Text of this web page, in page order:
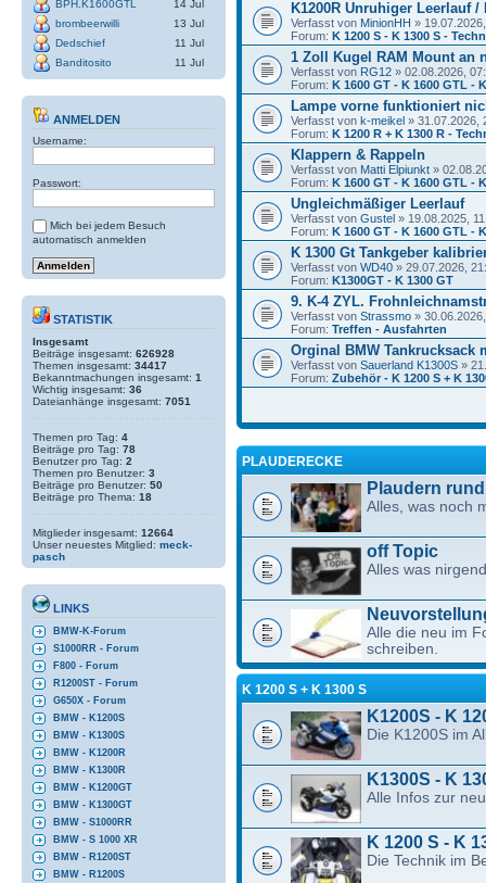
BPH.K1600GTL
14 Jul
brombeerwilli
13 Jul
Dedschief
11 Jul
Banditosito
11 Jul
ANMELDEN
Username:
Passwort:
Mich bei jedem Besuch
automatisch anmelden
STATISTIK
Insgesamt
Beiträge insgesamt: 626928
Themen insgesamt: 34417
Bekanntmachungen insgesamt: 1
Wichtig insgesamt: 36
Dateianhänge insgesamt: 7051
Themen pro Tag: 4
Beiträge pro Tag: 78
Benutzer pro Tag: 2
Themen pro Benutzer: 3
Beiträge pro Benutzer: 50
Beiträge pro Thema: 18
Mitglieder insgesamt: 12664
Unser neuestes Mitglied: meck-
pasch
LINKS
BMW-K-Forum
S1000RR - Forum
F800 - Forum
R1200ST - Forum
G650X - Forum
BMW - K1200S
BMW - K1300S
BMW - K1200R
BMW - K1300R
BMW - K1200GT
BMW - K1300GT
BMW - S1000RR
BMW - S 1000 XR
BMW - R1200ST
BMW - R1200S
K1200R Unruhiger Leerlauf /
Verfasst von MinionHH »
Forum: K 1200 S - K 1300 S -
1 Zoll Kugel RAM Mount an
Verfasst von RG12 » 02.08.2026,
Forum: K 1600 GT - K 1600 GTL -
Lampe vorne funktioniert
Verfasst von k-meikel » 31.07.2026,
Forum: K 1200 R + K 1300 R -
Klappern & Rappeln
Verfasst von Matti Elpiunkt »
Forum: K 1600 GT - K 1600 GTL -
Ungleichmäßiger Leerlauf
Verfasst von Gustel » 19.08.2025,
Forum: K 1600 GT - K 1600 GTL -
K 1300 Gt Tankgeber
Verfasst von WD40 » 29.07.2026,
Forum: K1300GT - K 1300 GT
9. K-4 ZYL.
Verfasst von Strassmo »
Forum: Treffen - Ausfahrten
Orginal BMW Tankrucksack
Verfasst von Sauerland K1300S »
Forum: Zubehör - K 1200 S + K
PLAUDERECKE
Plaudern
Alles, was noch
off Topic
Alles was
Alle die neu im
schreiben.
K 1200 S + K 1300 S
K1200S - K
Die K1200S im
K1300S - K
Alle Infos zur
K 1200 S - K
Die Technik im